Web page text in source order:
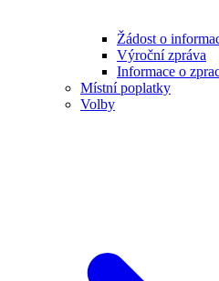
Žádost o
Výroční zpráva
Informace o
Místní poplatky
Volby